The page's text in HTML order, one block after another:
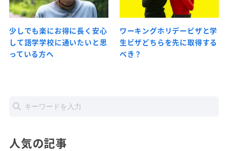
少しでも楽にお得に長く安心
して語学学校に通いたいと思
っている方へ
ワーキングホリデービザと学
生ビザどちらを先に取得する
べき？
人気の記事